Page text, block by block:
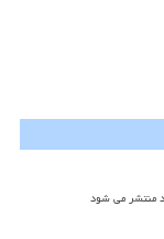
منتشر می شود